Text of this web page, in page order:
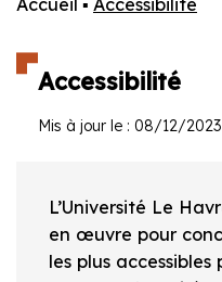
Accueil ▪ Accessibilité
Accessibilité
Mis à jour le : 08/12/2023
L’Université Le
en œuvre pour
les plus accessibles